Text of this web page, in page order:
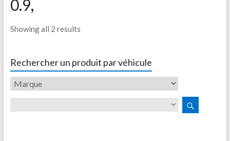
0.9,
Showing all 2 results
Rechercher un produit par véhicule